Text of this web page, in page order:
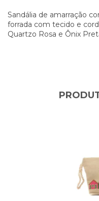
Sandália de amarração
forrada com tecido e
Quartzo Rosa e Ônix